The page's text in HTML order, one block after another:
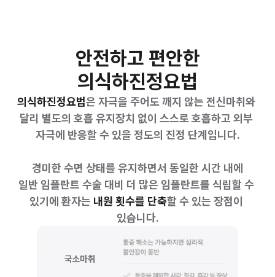
안전하고 편안한
의식하진정요법
의식하진정요법은 자극을 주어도 깨지 않는 전신마취와
달리 별도의 호흡 유지장치 없이 스스로 호흡하고 외부
자극에 반응할 수 있을 정도의 진정 단계입니다.
경미한 수면 상태를 유지하면서 동일한 시간 내에
일반 임플란트 수술 대비 더 많은 임플란트를 식립할 수
있기에 환자는 내원 횟수를 단축할 수 있는 장점이
있습니다.